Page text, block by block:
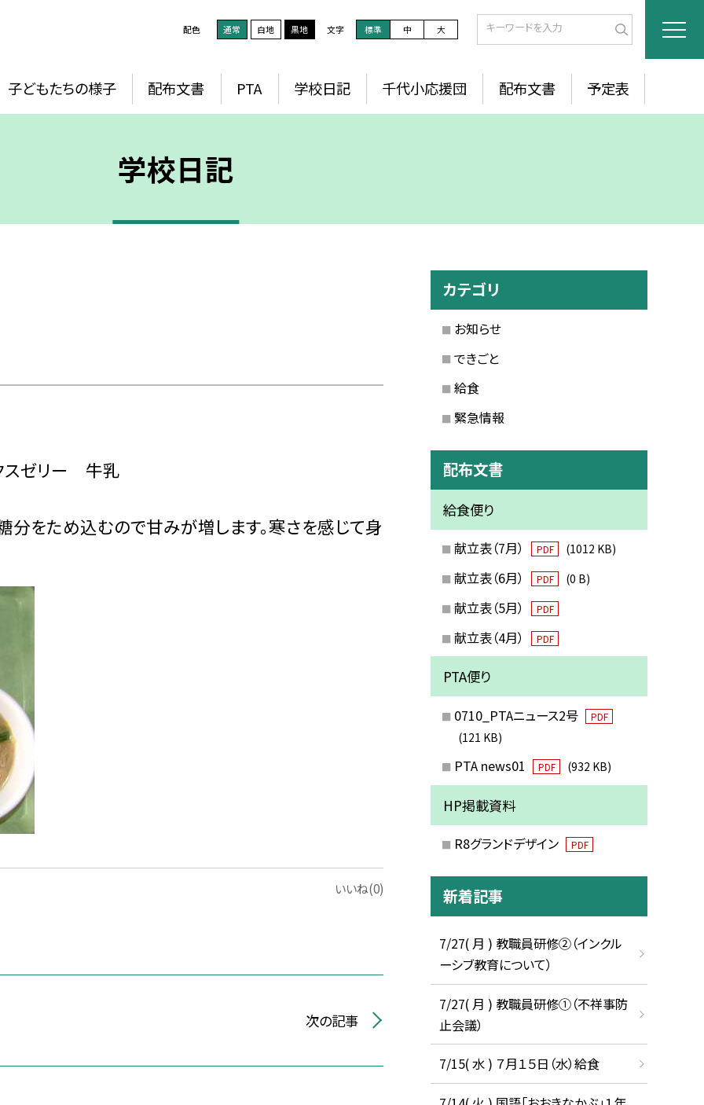
配色 通常 白地 黒地 文字 標準 中 大
子どもたちの様子 配布文書 PTA 学校日記 千代小応援団 配布文書 予定表
学校日記
スゼリー 牛乳
をため込むので甘みが増します。寒さを感じて身
いいね(0)
次の記事
カテゴリ
お知らせ
できごと
給食
緊急情報
配布文書
給食便り
献立表（7月） PDF (1012 KB)
献立表（6月） PDF (0 B)
献立表（5月） PDF
献立表（4月） PDF
PTA便り
0710_PTAニュース2号 PDF
(121 KB)
PTA news01 PDF (932 KB)
HP掲載資料
R8グランドデザイン PDF
新着記事
7/27( 月 ) 教職員研修②（インクル
ーシブ教育について）
7/27( 月 ) 教職員研修①（不祥事防
止会議）
7/15( 水 ) ７月１５日（水）給食